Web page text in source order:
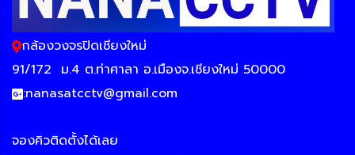
กล้องวงจรปิดเชียงใหม่
91/172 ม.4 ต.ท่าศาลา อ.เมืองจ.เชียงใหม่ 50000
:nanasatcctv@gmail.com
จองคิวติดตั้งได้เลย